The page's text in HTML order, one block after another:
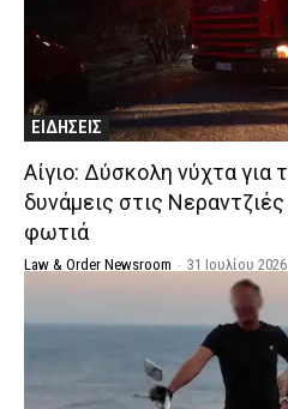
ΕΙΔΗΣΕΙΣ
Αίγιο: Δύσκολη νύχτα για
δυνάμεις στις
φωτιά
Law & Order Newsroom - 31 Ιουλίου